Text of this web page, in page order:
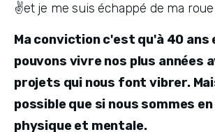
✌️et je me suis échappé de ma
Ma conviction c'est qu'à 40 ans
pouvons vivre nos plus années
projets qui nous font vibrer.
possible que si nous sommes
physique et mentale.